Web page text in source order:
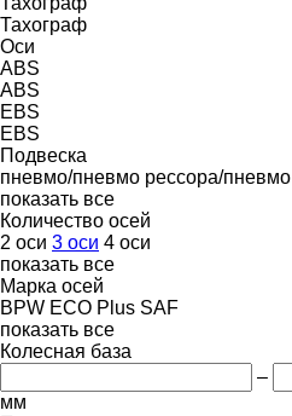
Тахограф
Оси
ABS
ABS
EBS
EBS
Подвеска
пневмо/пневмо рессора/пневмо
показать все
Количество осей
2 оси 3 оси 4 оси
показать все
Марка осей
BPW ECO Plus SAF
показать все
Колесная база
–
мм